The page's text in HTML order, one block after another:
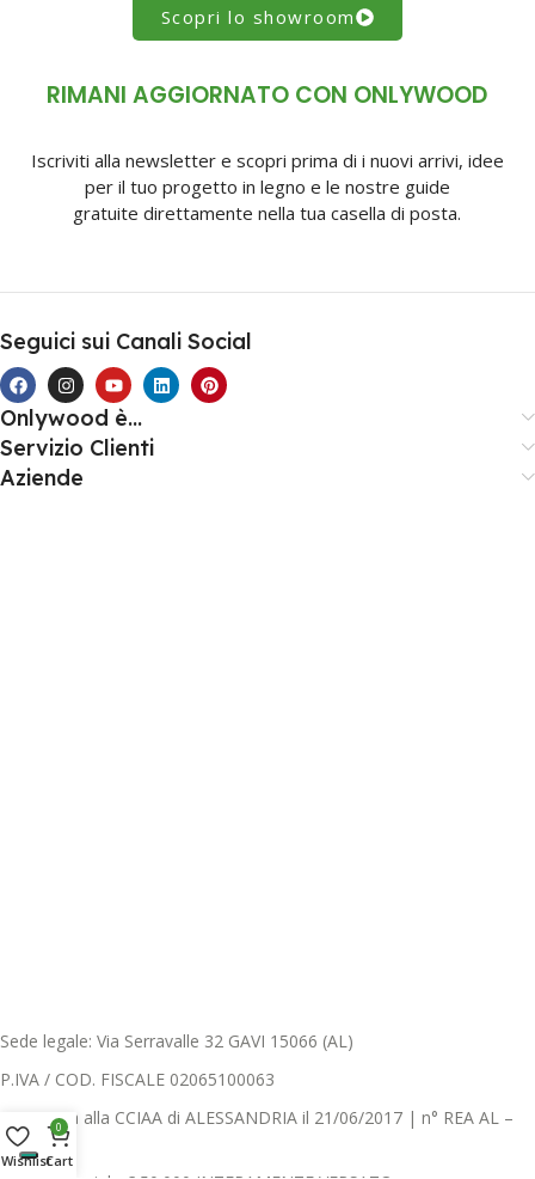
Scopri lo showroom
RIMANI AGGIORNATO CON ONLYWOOD
Iscriviti alla newsletter e scopri prima di i nuovi arrivi, idee
per il tuo progetto in legno e le nostre guide
gratuite direttamente nella tua casella di posta.
Seguici sui Canali Social
Onlywood è...
Servizio Clienti
Aziende
Sede legale: Via Serravalle 32 GAVI 15066 (AL)
P.IVA / COD. FISCALE 02065100063
Registrata alla CCIAA di ALESSANDRIA il 21/06/2017 | n° REA AL –
239843
Wishlist
0
Cart